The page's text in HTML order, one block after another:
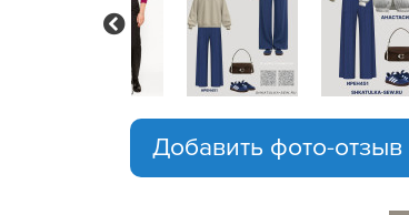
Previous
Добавить фото-отзыв